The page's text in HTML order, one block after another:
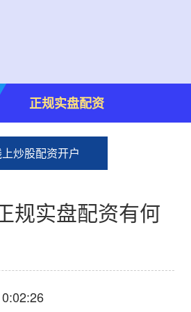
正规实盘配资
炒股配资开户
规实盘配资有何